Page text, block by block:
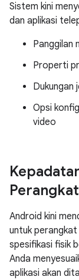
Sistem kini
dan aplikasi
Panggilan
Properti
Dukungan
Opsi
video
Android kini
untuk
spesifikasi fisik
Anda
aplikasi akan